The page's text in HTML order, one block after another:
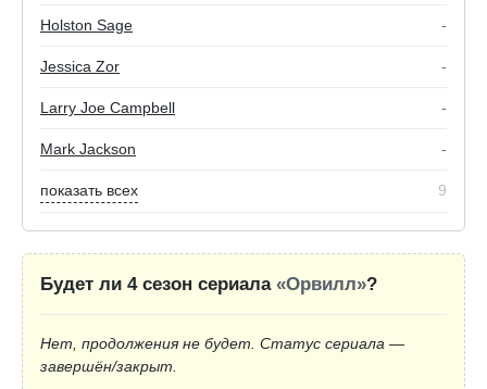
Holston Sage -
Jessica Zor -
Larry Joe Campbell -
Mark Jackson -
показать всех 9
Будет ли 4 сезон сериала «Орвилл»?
Нет, продолжения не будет. Статус сериала —
завершён/закрыт.